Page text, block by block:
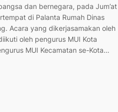
dan bernegara, pada Jum’at
di Palanta Rumah Dinas
Acara yang dikerjasamakan oleh
oleh pengurus MUI Kota
MUI Kecamatan se-Kota…